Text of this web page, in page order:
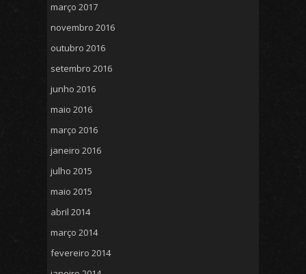
março 2017
novembro 2016
outubro 2016
setembro 2016
junho 2016
maio 2016
março 2016
janeiro 2016
julho 2015
maio 2015
abril 2014
março 2014
fevereiro 2014